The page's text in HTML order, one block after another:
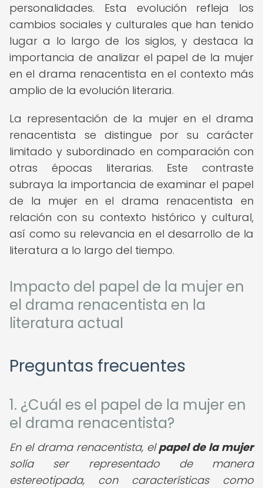
personalidades. Esta evolución refleja los
cambios sociales y culturales que han tenido
lugar a lo largo de los siglos, y destaca la
importancia de analizar el papel de la mujer
en el drama renacentista en el contexto más
amplio de la evolución literaria.
La representación de la mujer en el drama
renacentista se distingue por su carácter
limitado y subordinado en comparación con
otras épocas literarias. Este contraste
subraya la importancia de examinar el papel
de la mujer en el drama renacentista en
relación con su contexto histórico y cultural,
así como su relevancia en el desarrollo de la
literatura a lo largo del tiempo.
Impacto del papel de la mujer en
el drama renacentista en la
literatura actual
Preguntas frecuentes
1. ¿Cuál es el papel de la mujer en
el drama renacentista?
En el drama renacentista, elpapel de la mujer
solía ser representado de manera
estereotipada, con características como